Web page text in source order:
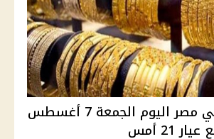
سعر الذهب في مصر اليوم الجمعة 7 أغسطس